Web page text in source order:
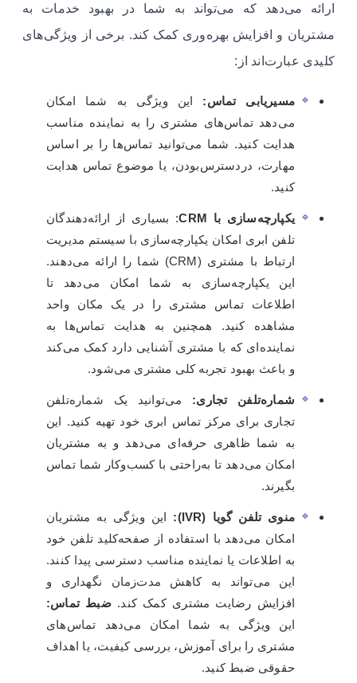
ارائه می‌دهد که می‌تواند به شما در بهبود خدمات به
مشتریان و افزایش بهره‌وری کمک کند. برخی از ویژگی‌های
کلیدی عبارت‌اند از:
مسیریابی تماس:این ویژگی به شما امکان
می‌دهد تماس‌های مشتری را به نماینده مناسب
هدایت کنید. شما می‌توانید تماس‌ها را بر اساس
مهارت، دردسترس‌بودن، یا موضوع تماس هدایت
کنید.
یکپارچه‌سازی با CRM
: بسیاری از ارائه‌دهندگان
تلفن ابری امکان یکپارچه‌سازی با سیستم مدیریت
ارتباط با مشتری (CRM) شما را ارائه می‌دهند.
این یکپارچه‌سازی به شما امکان می‌دهد تا
اطلاعات تماس مشتری را در یک مکان واحد
مشاهده کنید. همچنین به هدایت تماس‌ها به
نماینده‌ای که با مشتری آشنایی دارد کمک می‌کند
و باعث بهبود تجربه کلی مشتری می‌شود.
شماره‌تلفن تجاری:می‌توانید یک شماره‌تلفن
تجاری برای مرکز تماس ابری خود تهیه کنید. این
به شما ظاهری حرفه‌ای می‌دهد و به مشتریان
امکان می‌دهد تا به‌راحتی با کسب‌وکار شما تماس
بگیرند.
منوی تلفن گویا (IVR):
این ویژگی به مشتریان
امکان می‌دهد با استفاده از صفحه‌کلید تلفن خود
به اطلاعات یا نماینده مناسب دسترسی پیدا کنند.
این می‌تواند به کاهش مدت‌زمان نگهداری و
افزایش رضایت مشتری کمک کند.ضبط تماس:
این ویژگی به شما امکان می‌دهد تماس‌های
مشتری را برای آموزش، بررسی کیفیت، یا اهداف
حقوقی ضبط کنید.